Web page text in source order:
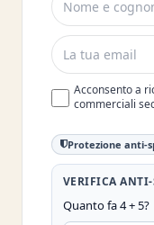
Acconsento a
commerciali
Protezione anti-
VERIFICA ANTI-
Quanto fa 4 + 5?